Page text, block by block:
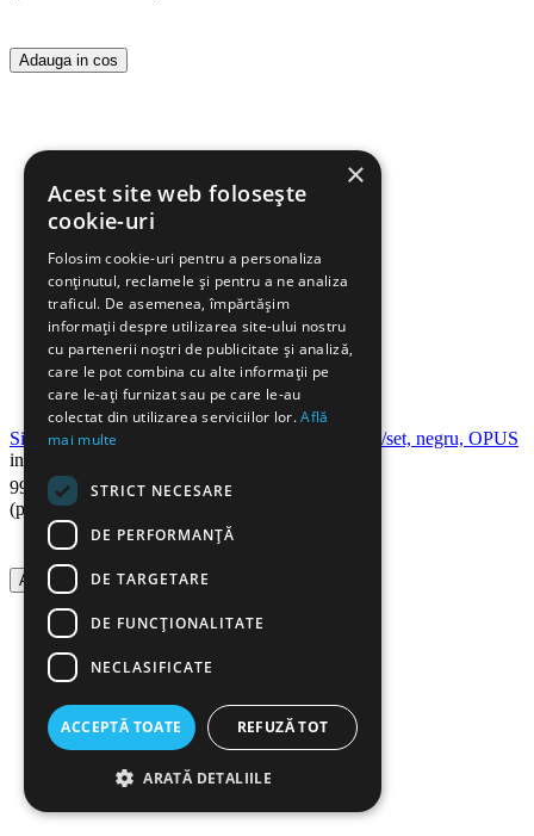
Adauga in cos
Sina metalica structura panzata, A4, 5mm, 10 buc/set, negru, OPUS
in stoc
99
Lei
(pret cu TVA inclus)
Adauga in cos
×
Acest site web folosește
cookie-uri
Folosim cookie-uri pentru a personaliza
conținutul, reclamele și pentru a ne analiza
traficul. De asemenea, împărtășim
informații despre utilizarea site-ului nostru
cu partenerii noștri de publicitate și analiză,
care le pot combina cu alte informații pe
care le-ați furnizat sau pe care le-au
colectat din utilizarea serviciilor lor.Află
mai multe
STRICT NECESARE
DE PERFORMANȚĂ
DE TARGETARE
DE FUNCŢIONALITATE
NECLASIFICATE
ACCEPTĂ TOATE REFUZĂ TOT
ARATĂ DETALIILE